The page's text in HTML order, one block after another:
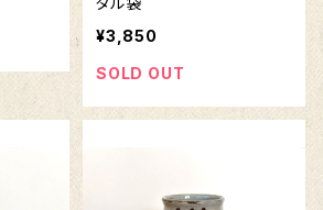
¥3,850
SOLD OUT